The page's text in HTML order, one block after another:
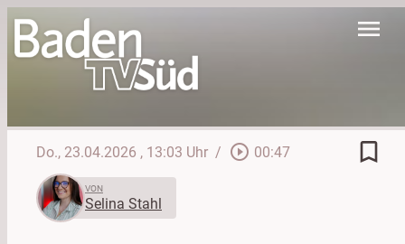
menu
Do., 23.04.2026 , 13:03 Uhr / play_circle_outline 00:47 bookmark_border
VON
Selina Stahl